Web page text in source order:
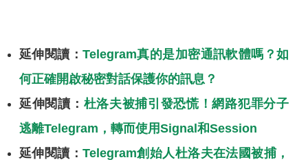
延伸閱讀：Telegram真的是加密通訊軟體嗎？如
何正確開啟秘密對話保護你的訊息？
延伸閱讀： 杜洛夫被捕引發恐慌！網路犯罪分子
逃離Telegram，轉而使用Signal和Session
延伸閱讀：Telegram創始人杜洛夫在法國被捕，